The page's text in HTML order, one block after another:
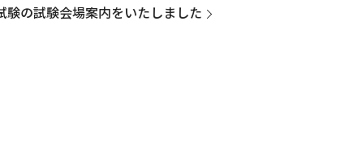
の試験会場案内をいたしました